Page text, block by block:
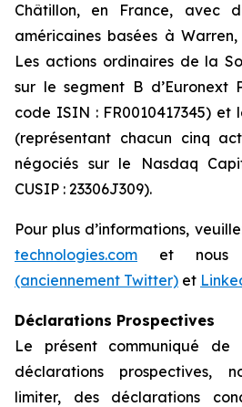
Châtillon, en France, avec
américaines basées à
Les actions ordinaires de la
sur le segment B d’Euronext
code ISIN : FR0010417345) et
(représentant chacun cinq
négociés sur le Nasdaq
CUSIP : 23306J309).
Pour plus d’informations,
technologies.com et nous
(anciennement Twitter) et
Déclarations Prospectives
Le présent communiqué de
déclarations prospectives,
limiter, des déclarations